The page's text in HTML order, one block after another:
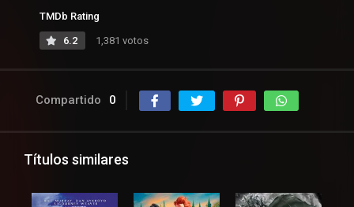
TMDb Rating
6.2 1,381 votos
Compartido 0
Títulos similares